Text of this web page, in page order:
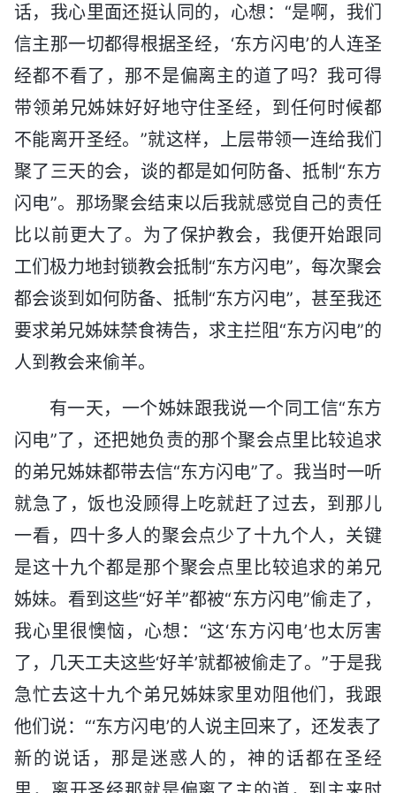
话，我心里面还挺认同的，心想：“是啊，我们
信主那一切都得根据圣经，‘东方闪电’的人连圣
经都不看了，那不是偏离主的道了吗？我可得
带领弟兄姊妹好好地守住圣经，到任何时候都
不能离开圣经。”就这样，上层带领一连给我们
聚了三天的会，谈的都是如何防备、抵制“东方
闪电”。那场聚会结束以后我就感觉自己的责任
比以前更大了。为了保护教会，我便开始跟同
工们极力地封锁教会抵制“东方闪电”，每次聚会
都会谈到如何防备、抵制“东方闪电”，甚至我还
要求弟兄姊妹禁食祷告，求主拦阻“东方闪电”的
人到教会来偷羊。
有一天，一个姊妹跟我说一个同工信“东方
闪电”了，还把她负责的那个聚会点里比较追求
的弟兄姊妹都带去信“东方闪电”了。我当时一听
就急了，饭也没顾得上吃就赶了过去，到那儿
一看，四十多人的聚会点少了十九个人，关键
是这十九个都是那个聚会点里比较追求的弟兄
姊妹。看到这些“好羊”都被“东方闪电”偷走了，
我心里很懊恼，心想：“这‘东方闪电’也太厉害
了，几天工夫这些‘好羊’就都被偷走了。”于是我
急忙去这十九个弟兄姊妹家里劝阻他们，我跟
他们说：“‘东方闪电’的人说主回来了，还发表了
新的说话，那是迷惑人的，神的话都在圣经